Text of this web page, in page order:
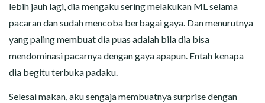
lebih jauh lagi, dia mengaku sering melakukan ML selama
pacaran dan sudah mencoba berbagai gaya. Dan menurutnya
yang paling membuat dia puas adalah bila dia bisa
mendominasi pacarnya dengan gaya apapun. Entah kenapa
dia begitu terbuka padaku.
Selesai makan, aku sengaja membuatnya surprise dengan